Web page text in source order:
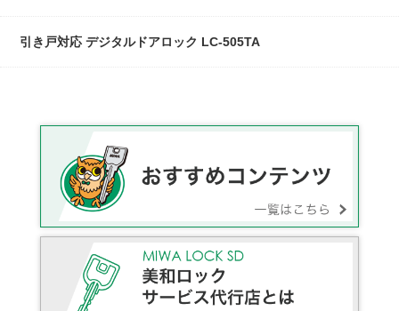
引き戸対応 デジタルドアロック LC-505TA